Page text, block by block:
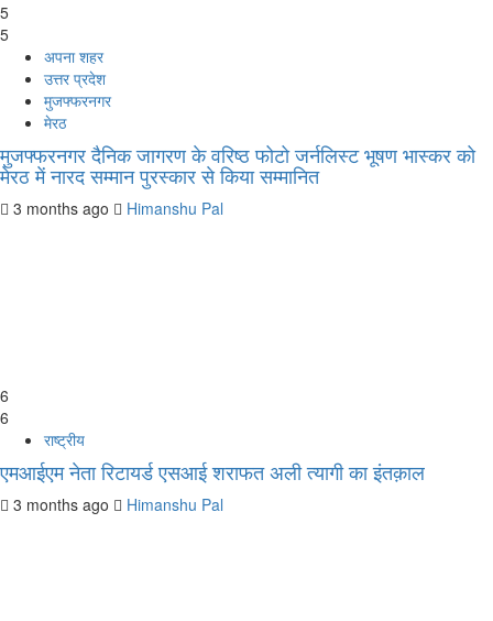
5
5
अपना शहर
उत्तर प्रदेश
मुजफ्फरनगर
मेरठ
मुजफ्फरनगर दैनिक जागरण के वरिष्ठ फोटो जर्नलिस्ट भूषण भास्कर को
मेरठ में नारद सम्मान पुरस्कार से किया सम्मानित
3 months ago Himanshu Pal
6
6
राष्ट्रीय
एमआईएम नेता रिटायर्ड एसआई शराफत अली त्यागी का इंतक़ाल
3 months ago Himanshu Pal